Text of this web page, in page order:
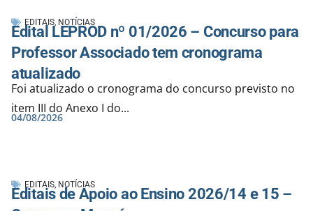
EDITAIS, NOTÍCIAS
Edital LEPROD nº 01/2026 – Concurso para
Professor Associado tem cronograma
atualizado
Foi atualizado o cronograma do concurso previsto no
item III do Anexo I do...
04/08/2026
EDITAIS, NOTÍCIAS
Editais de Apoio ao Ensino 2026/14 e 15 –